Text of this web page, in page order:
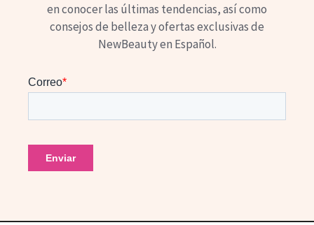
en conocer las últimas tendencias, así como
consejos de belleza y ofertas exclusivas de
NewBeauty en Español.